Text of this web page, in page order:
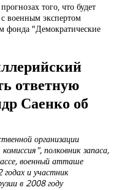
того, что будет
военным экспертом
фонда "Демократические
ответную
Саенко об
организации
полковник запаса,
военный атташе
и участник
в 2008 году